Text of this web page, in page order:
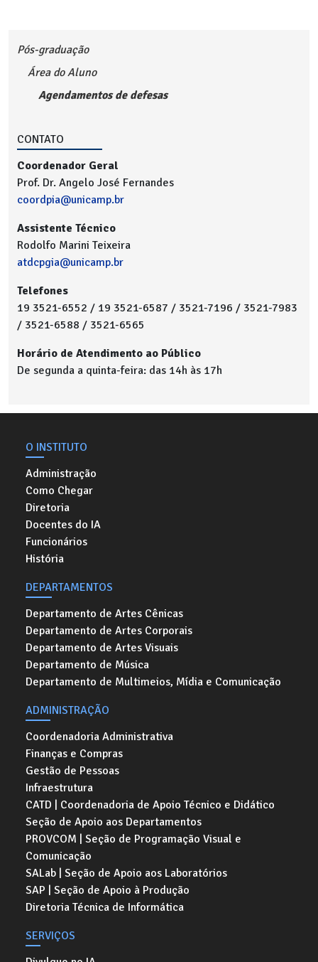
Pós-graduação
Área do Aluno
Agendamentos de defesas
CONTATO
Coordenador Geral
Prof. Dr. Angelo José Fernandes
coordpia@unicamp.br
Assistente Técnico
Rodolfo Marini Teixeira
atdcpgia@unicamp.br
Telefones
19 3521-6552 / 19 3521-6587 / 3521-7196 / 3521-7983
/ 3521-6588 / 3521-6565
Horário de Atendimento ao Público
De segunda a quinta-feira: das 14h às 17h
O INSTITUTO
Administração
Como Chegar
Diretoria
Docentes do IA
Funcionários
História
DEPARTAMENTOS
Departamento de Artes Cênicas
Departamento de Artes Corporais
Departamento de Artes Visuais
Departamento de Música
Departamento de Multimeios, Mídia e Comunicação
ADMINISTRAÇÃO
Coordenadoria Administrativa
Finanças e Compras
Gestão de Pessoas
Infraestrutura
CATD | Coordenadoria de Apoio Técnico e Didático
Seção de Apoio aos Departamentos
PROVCOM | Seção de Programação Visual e
Comunicação
SALab | Seção de Apoio aos Laboratórios
SAP | Seção de Apoio à Produção
Diretoria Técnica de Informática
SERVIÇOS